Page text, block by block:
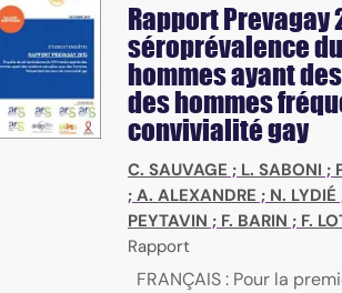
Rapport Prevagay
séroprévalence
hommes ayant
des hommes
convivialité gay
C. SAUVAGE ; L. SABONI ;
; A. ALEXANDRE ; N. LYDIÉ
PEYTAVIN ; F. BARIN ; F.
Rapport
FRANÇAIS : Pour la